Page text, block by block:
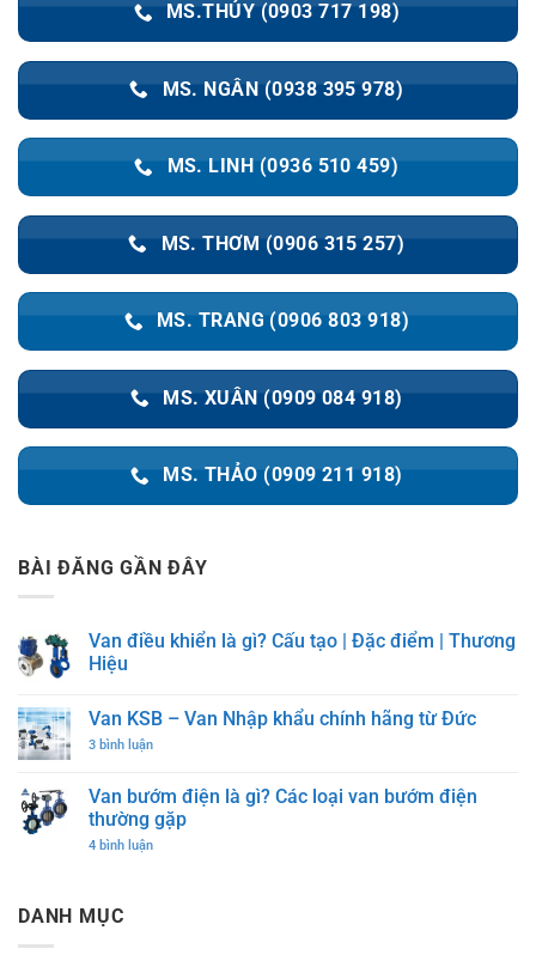
MS.THỦY (0903 717 198)
MS. NGÂN (0938 395 978)
MS. LINH (0936 510 459)
MS. THƠM (0906 315 257)
MS. TRANG (0906 803 918)
MS. XUÂN (0909 084 918)
MS. THẢO (0909 211 918)
BÀI ĐĂNG GẦN ĐÂY
Van điều khiển là gì? Cấu tạo | Đặc điểm | Thương
Hiệu
bình
luận
ở
khiển
là
gì?
Cấu
điểm
|
Van KSB – Van Nhập khẩu chính hãng từ Đức
3 bình luậnở
–
Van
Nhập
chính
Van bướm điện là gì? Các loại van bướm điện
thường gặp
4 bình luậnở
DANH MỤC